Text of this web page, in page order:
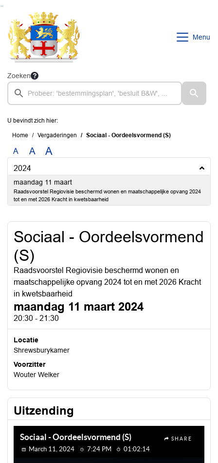
Ga naar de inhoud van deze pagina
Ga naar het zoeken
Ga naar het menu
Menu
Zoeken
U bevindt zich hier:
Home Vergaderingen Sociaal - Oordeelsvormend (S)
A A A
2024
maandag 11 maart2024
Raadsvoorstel Regiovisie beschermd wonen en maatschappelijke opvang 2024
tot en met 2026 Kracht in kwetsbaarheid
Sociaal - Oordeelsvormend
(S)
Raadsvoorstel Regiovisie beschermd wonen en
maatschappelijke opvang 2024 tot en met 2026 Kracht
in kwetsbaarheid
maandag 11 maart 2024
20:30 - 21:30
Locatie
Shrewsburykamer
Voorzitter
Wouter Welker
Uitzending